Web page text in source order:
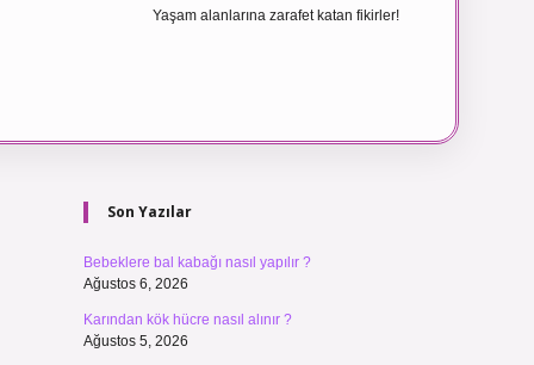
Yaşam alanlarına zarafet katan fikirler!
Sidebar
Son Yazılar
Bebeklere bal kabağı nasıl yapılır ?
Ağustos 6, 2026
Karından kök hücre nasıl alınır ?
Ağustos 5, 2026